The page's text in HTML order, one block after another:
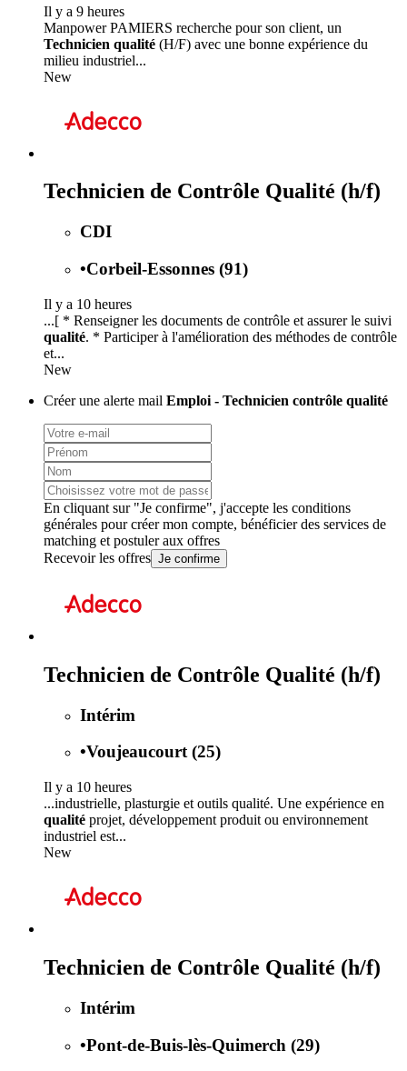
Il y a 9 heures
Manpower PAMIERS recherche pour son client, un
Technicien qualité (H/F) avec une bonne expérience du
milieu industriel...
New
Technicien de Contrôle Qualité (h/f)
CDI
•Corbeil-Essonnes (91)
Il y a 10 heures
...[ * Renseigner les documents de contrôle et assurer le suivi
qualité. * Participer à l'amélioration des méthodes de contrôle
et...
New
Créer une alerte mail Emploi - Technicien contrôle qualité
En cliquant sur "Je confirme", j'accepte les conditions
générales pour créer mon compte, bénéficier des services de
matching et postuler aux offres
Recevoir les offres Je confirme
Technicien de Contrôle Qualité (h/f)
Intérim
•Voujeaucourt (25)
Il y a 10 heures
...industrielle, plasturgie et outils qualité. Une expérience en
qualité projet, développement produit ou environnement
industriel est...
New
Technicien de Contrôle Qualité (h/f)
Intérim
•Pont-de-Buis-lès-Quimerch (29)